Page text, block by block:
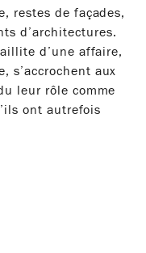
restes de façades,
d’architectures.
d’une affaire,
s’accrochent aux
leur rôle comme
ont autrefois